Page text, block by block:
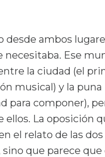
desde ambos
necesitaba. Ese
la ciudad (el
musical) y la
para componer),
ellos. La oposición
el relato de las
que parece